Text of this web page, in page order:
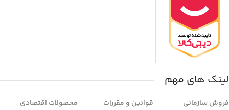
لینک های مهم
فروش سازمانی
قوانین و مقررات
محصولات اقتصادی